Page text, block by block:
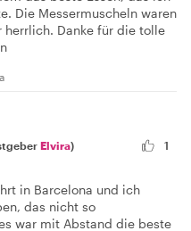
Die Messermuscheln waren
Danke für die tolle
Elvira)
1
in Barcelona und ich
das nicht so
war mit Abstand die beste